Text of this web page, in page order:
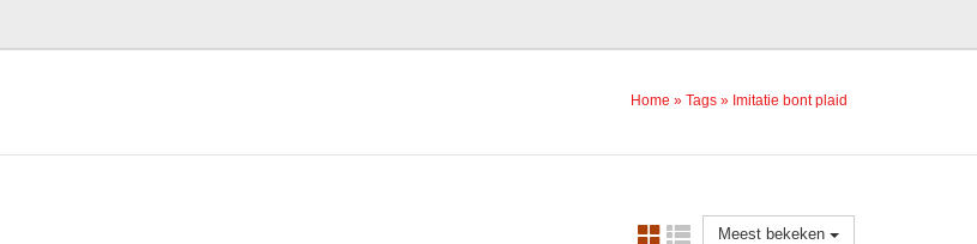
Home » Tags » Imitatie bont plaid
Meest bekeken